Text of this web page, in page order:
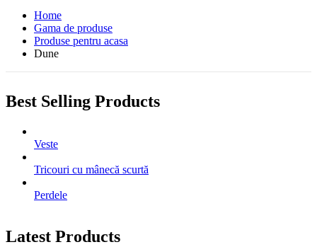
Home
Gama de produse
Produse pentru acasa
Dune
Best Selling Products
Veste
Tricouri cu mânecă scurtă
Perdele
Latest Products